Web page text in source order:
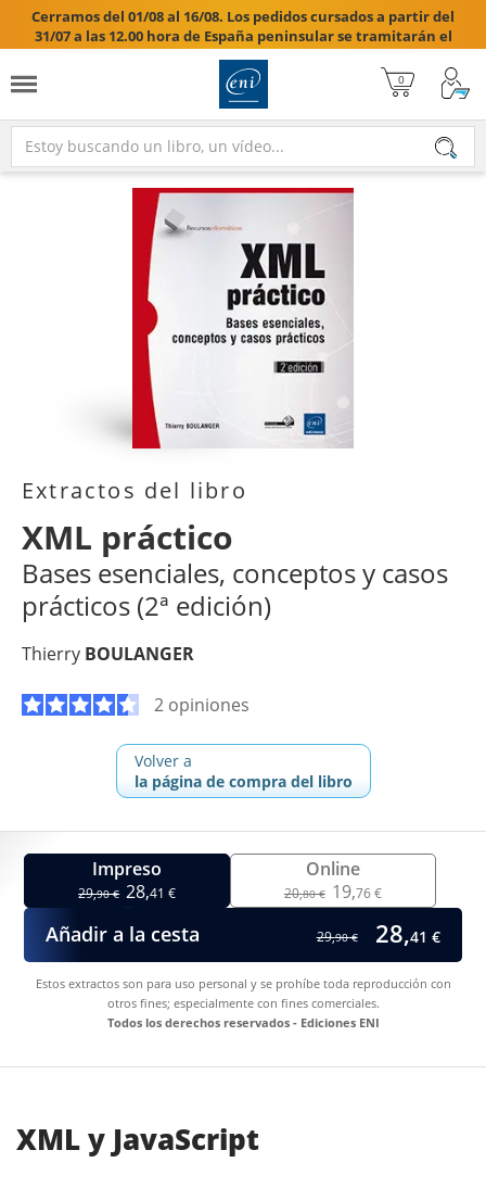
Cerramos del 01/08 al 16/08. Los pedidos cursados a partir del
31/07 a las 12.00 hora de España peninsular se tramitarán el
17/08/2026.

Extractos del libro
XML práctico
Bases esenciales, conceptos y casos
prácticos (2ª edición)
Thierry BOULANGER
2 opiniones
Volver a
la página de compra del libro
Impreso
29,90 € 28,41 €
Online
20,80 € 19,76 €
Añadir a la cesta 29,90 € 28,41 €
Estos extractos son para uso personal y se prohíbe toda reproducción con
otros fines; especialmente con fines comerciales.
Todos los derechos reservados - Ediciones ENI
XML y JavaScript